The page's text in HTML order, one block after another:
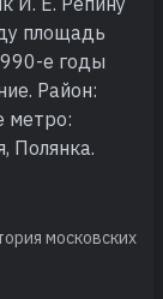
площадь
е годы
Район:
метро:
Полянка.
московских